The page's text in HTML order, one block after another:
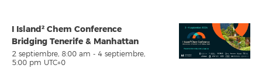
I Island² Chem Conference
Bridging Tenerife & Manhattan
2 septiembre, 8:00 am - 4 septiembre,
5:00 pm UTC+0